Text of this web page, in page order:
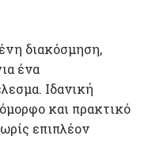
διακόσμηση,
ένα
Ιδανική
και πρακτικό
επιπλέον